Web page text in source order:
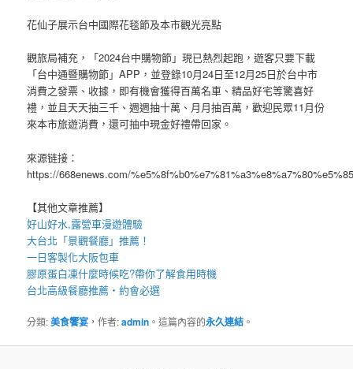
花仙子展示台中國際花毯節及本市觀光亮點
觀旅局補充，「2024台中購物節」現已熱烈起跑，遊客只要下載
「台中通暨購物節」APP，並登錄10月24日至12月25日於台中市
消費之發票、收據，即有機會獲得百萬名車、精品好宅等驚喜好
禮，並且天天抽三千、週週抽十萬、月月抽百萬，歡迎民眾11月份
來本市旅遊消費，還可抽中現金好禮帶回家。
來源链接：
https://668enews.com/
【其他文章推薦】
好山好水,露營車漫遊體驗
大台北「景觀餐廳」推薦！
一日客製化大阪包車
膠原蛋白凍什麼時候吃?帶你了解食用時機
台北高級餐廳推薦・約會必選
分類:美食饗宴 ，作者:admin 。這篇內容的永久連結 。